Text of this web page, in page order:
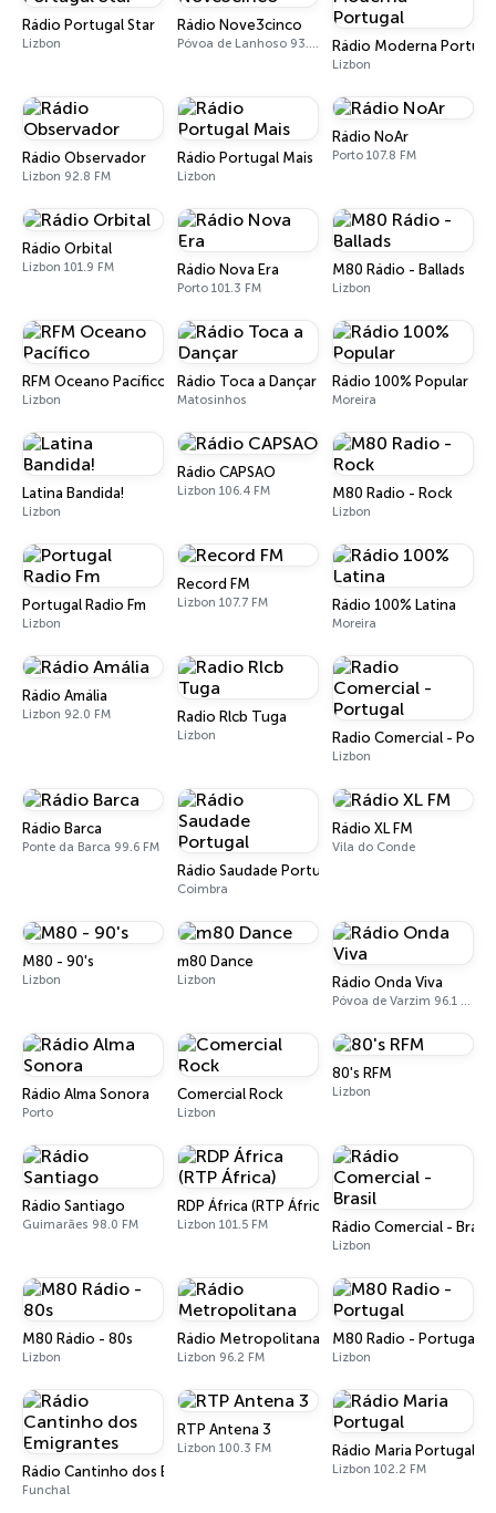
Rádio Portugal Star
Lizbon
Rádio Nove3cinco
Póvoa de Lanhoso 93.5 FM Rádio Moderna
Lizbon
Rádio Observador
Lizbon 92.8 FM
Rádio Portugal Mais
Lizbon
Rádio NoAr
Porto 107.8 FM
Rádio Orbital
Lizbon 101.9 FM Rádio Nova Era
Porto 101.3 FM
M80 Rádio - Ballads
Lizbon
RFM Oceano Pacífico
Lizbon
Rádio Toca a Dançar
Matosinhos
Rádio 100% Popular
Moreira
Latina Bandida!
Lizbon
Rádio CAPSAO
Lizbon 106.4 FM M80 Radio - Rock
Lizbon
Portugal Radio Fm
Lizbon
Record FM
Lizbon 107.7 FM Rádio 100% Latina
Moreira
Rádio Amália
Lizbon 92.0 FM Radio Rlcb Tuga
Lizbon Radio Comercial -
Lizbon
Rádio Barca
Ponte da Barca 99.6 FM
Rádio Saudade Portugal
Coimbra
Rádio XL FM
Vila do Conde
M80 - 90's
Lizbon
m80 Dance
Lizbon Rádio Onda Viva
Póvoa de Varzim 96.1 FM
Rádio Alma Sonora
Porto
Comercial Rock
Lizbon
80's RFM
Lizbon
Rádio Santiago
Guimarães 98.0 FM
RDP África (RTP África)
Lizbon 101.5 FM Rádio Comercial - Brasil
Lizbon
M80 Rádio - 80s
Lizbon
Rádio Metropolitana
Lizbon 96.2 FM
M80 Radio - Portugal
Lizbon
Rádio Cantinho dos Emigrantes
Funchal
RTP Antena 3
Lizbon 100.3 FM Rádio Maria Portugal
Lizbon 102.2 FM